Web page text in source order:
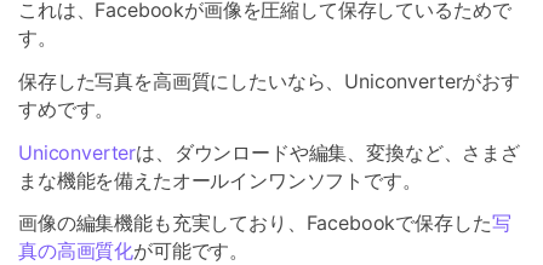
これは、Facebookが画像を圧縮して保存しているためで
す。
保存した写真を高画質にしたいなら、Uniconverterがおす
すめです。
Uniconverterは、ダウンロードや編集、変換など、さまざ
まな機能を備えたオールインワンソフトです。
画像の編集機能も充実しており、Facebookで保存した写
真の高画質化が可能です。